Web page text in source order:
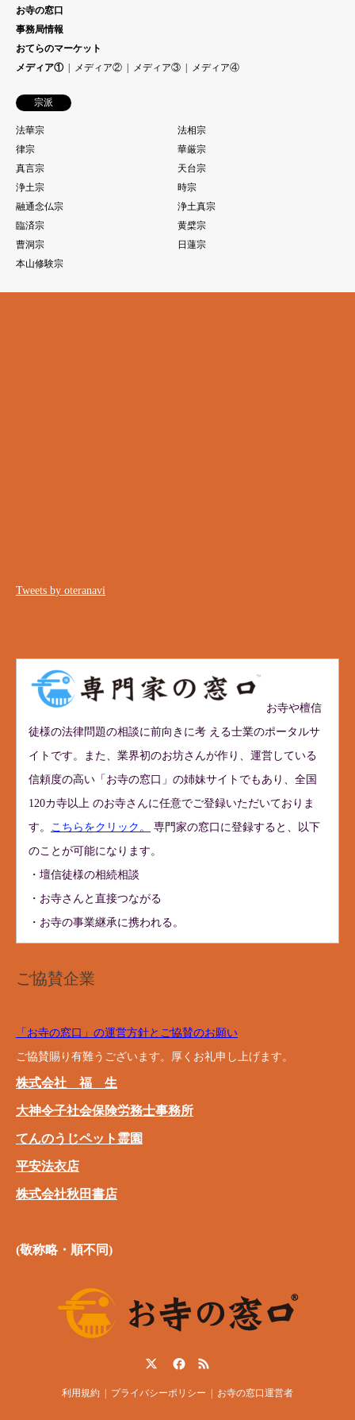
お寺の窓口
事務局情報
おてらのマーケット
メディア①
メディア② メディア③ メディア④
宗派
法華宗
法相宗
律宗
華厳宗
真言宗
天台宗
浄土宗
時宗
融通念仏宗
浄土真宗
臨済宗
黄檗宗
曹洞宗
日蓮宗
本山修験宗
Tweets by oteranavi
お寺や檀信
徒様の法律問題の相談に前向きに考 える士業のポータルサ
イトです。また、業界初のお坊さんが作り、運営している
信頼度の高い「お寺の窓口」の姉妹サイトでもあり、全国
120カ寺以上 のお寺さんに任意でご登録いただいておりま
す。
こちらをクリック。
専門家の窓口に登録すると、以下
のことが可能になります。
・壇信徒様の相続相談
・お寺さんと直接つながる
・お寺の事業継承に携われる。
ご協賛企業
「お寺の窓口」の運営方針とご協賛のお願い
ご協賛賜り有難うございます。厚くお礼申し上げます。
株式会社 福 生
大神令子社会保険労務士事務所
てんのうじペット霊園
平安法衣店
株式会社秋田書店
(敬称略・順不同)
利用規約 プライバシーポリシー お寺の窓口運営者